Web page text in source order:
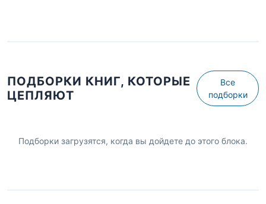
ПОДБОРКИ КНИГ, КОТОРЫЕ
ЦЕПЛЯЮТ
Все
подборки
Подборки загрузятся, когда вы дойдете до этого блока.